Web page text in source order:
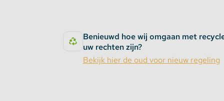
Benieuwd hoe wij omgaan met
uw rechten zijn?
Bekijk hier de oud voor nieuw regeling